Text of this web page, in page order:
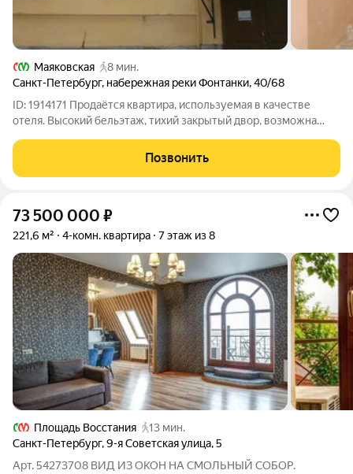
Маяковская
8 мин.
Санкт-Петербург, набережная реки Фонтанки,40/68
ID: 1914171 Продаётся квартира, используемая в качестве
отеля. Высокий бельэтаж, тихий закрытый двор, возможна
Позвонить
73 500 000 ₽
221,6 м² 4-комн. квартира 7 этаж из 8
Площадь Восстания
13 мин.
Санкт-Петербург,9-я Советская улица,5
Арт. 54273708 ВИД ИЗ ОКОН НА СМОЛЬНЫЙ СОБОР.